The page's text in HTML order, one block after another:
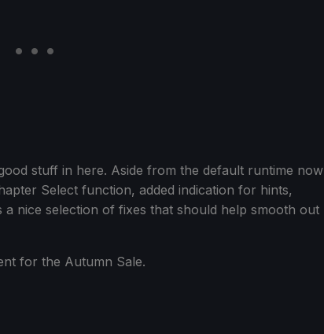
stuff in here. Aside from the default runtime now
Select function, added indication for hints,
a nice selection of fixes that should help smooth out
for the Autumn Sale.